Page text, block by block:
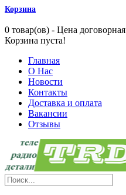
Корзина
0 товар(ов) - Цена договорная
Корзина пуста!
Главная
О Нас
Новости
Контакты
Доставка и оплата
Вакансии
Отзывы